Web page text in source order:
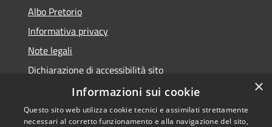
Albo Pretorio
Informativa privacy
Note legali
Dichiarazione di accessibilità sito
Dichiarazione di accessibilità app Municipium
×
Informazioni sui cookie
Questo sito web utilizza cookie tecnici e assimilati strettamente
necessari al corretto funzionamento e alla navigazione del sito,